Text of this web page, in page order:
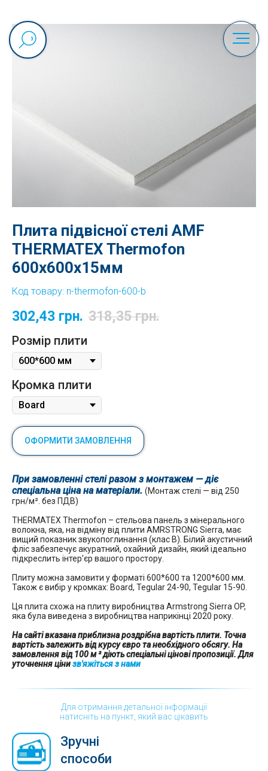
Плита підвісної стелі AMF
THERMATEX Thermofon
600x600х15мм
Код товару: n-thermofon-600-b
302,43 грн. 318,35 грн.
Розмір плити
Кромка плити
ОФОРМИТИ ЗАМОВЛЕННЯ
При замовленні стелі разом з монтажем — діє
спеціальна ціна на матеріали. (Монтаж стелі — від 250
грн/м². без ПДВ)
THERMATEX Thermofon – стельова панель з мінерального
волокна, яка, на відміну від плити AMRSTRONG Sierra, має
вищий показник звукопоглинання (клас В). Білий акустичний
фліс забезпечує акуратний, охайний дизайн, який ідеально
підкреслить інтер'єр вашого простору.
Плиту можна замовити у форматі 600*600 та 1200*600 мм.
Також є вибір у кромках: Board, Tegular 24-90, Tegular 15-90.
Ця плита схожа на плиту виробництва Armstrong Sierra OP,
яка була виведена з виробництва наприкінці 2020 року.
На сайті вказана приблизна роздрібна вартість плити. Точна
вартість залежить від курсу євро та необхідного обсягу. На
замовлення від 100 м ² діють спеціальні цінові пропозиції. Для
уточнення цінизв'яжіться з нами
Для отримання детальної інформації
натисніть на пункт, який вас цікавить
Зручні
способи